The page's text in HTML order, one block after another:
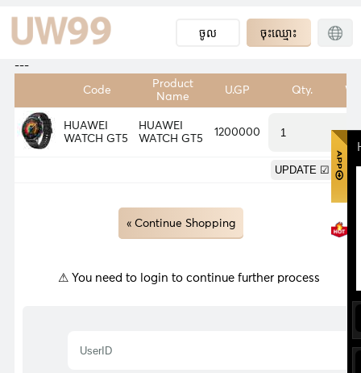
ចូល ចុះឈ្មោះ
---
Code
Product
Name
U.GP Qty.
HUAWEI
WATCH GT5
HUAWEI
WATCH GT5
1200000
« Continue Shopping
⚠ You need to login to continue further process